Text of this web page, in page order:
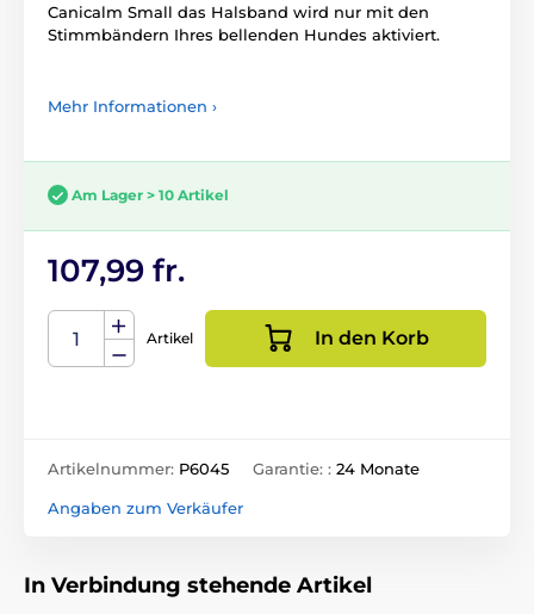
Canicalm Small das Halsband wird nur mit den
Stimmbändern Ihres bellenden Hundes aktiviert.
Mehr Informationen ›
Am Lager > 10 Artikel
107,99 fr.
Artikel In den Korb
Artikelnummer: P6045 Garantie: : 24 Monate
Angaben zum Verkäufer
In Verbindung stehende Artikel